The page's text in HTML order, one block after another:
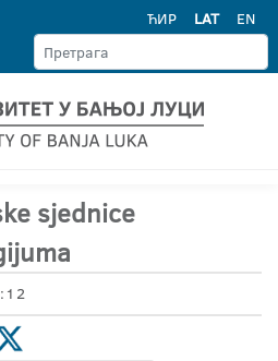
ЋИР LAT EN
sjednice